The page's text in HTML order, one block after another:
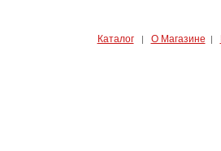
Каталог| О Магазине |